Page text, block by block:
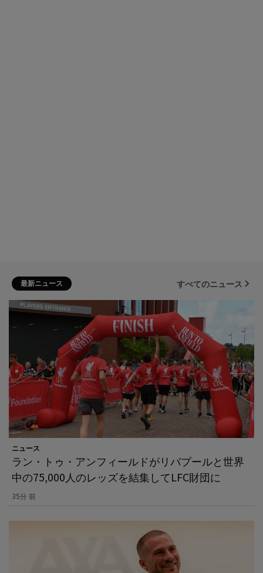
最新ニュース すべてのニュース
ニュース
ラン・トゥ・アンフィールドがリバプールと世界
中の75,000人のレッズを結集してLFC財団に
35分 前